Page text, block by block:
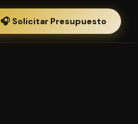
🎧 Solicitar Presupuesto